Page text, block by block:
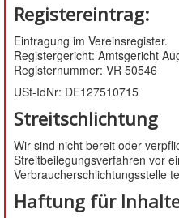
Registereintrag:
Eintragung im Vereinsregister.
Registergericht: Amtsgericht
Registernummer: VR 50546
USt-IdNr: DE127510715
Streitschlichtung
Wir sind nicht bereit oder
Streitbeilegungsverfahren vor
Verbraucherschlichtungsstelle
Haftung für